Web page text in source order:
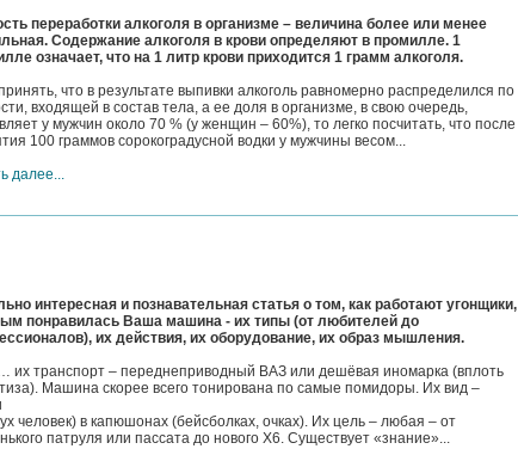
переработки алкоголя в организме – величина более или менее
Содержание алкоголя в крови определяют в промилле. 1
означает, что на 1 литр крови приходится 1 грамм алкоголя.
что в результате выпивки алкоголь равномерно распределился по
входящей в состав тела, а ее доля в организме, в свою очередь,
у мужчин около 70 % (у женщин – 60%), то легко посчитать, что после
100 граммов сорокоградусной водки у мужчины весом...
далее...
интересная и познавательная статья о том, как работают угонщики,
понравилась Ваша машина - их типы (от любителей до
их действия, их оборудование, их образ мышления.
их транспорт – переднеприводный ВАЗ или дешёвая иномарка (вплоть
Машина скорее всего тонирована по самые помидоры. Их вид –
человек) в капюшонах (бейсболках, очках). Их цель – любая – от
патруля или пассата до нового Х6. Существует «знание»...